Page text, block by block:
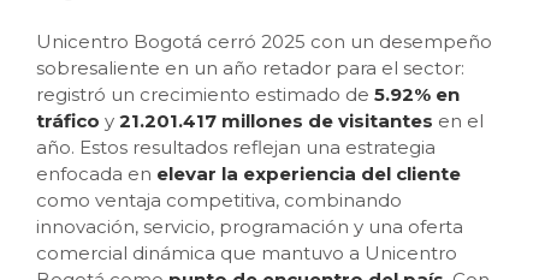
Unicentro Bogotá cerró 2025 con un desempeño
sobresaliente en un año retador para el sector:
registró un crecimiento estimado de 5.92% en
tráfico y 21.201.417 millones de visitantes en el
año. Estos resultados reflejan una estrategia
enfocada en elevar la experiencia del cliente
como ventaja competitiva, combinando
innovación, servicio, programación y una oferta
comercial dinámica que mantuvo a Unicentro